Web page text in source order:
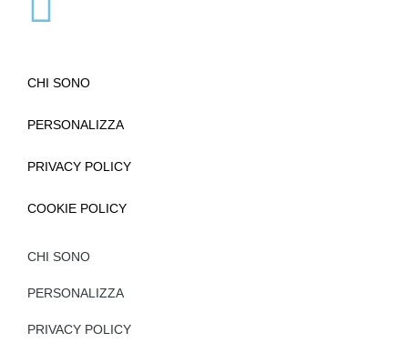
CHI SONO
PERSONALIZZA
PRIVACY POLICY
COOKIE POLICY
CHI SONO
PERSONALIZZA
PRIVACY POLICY